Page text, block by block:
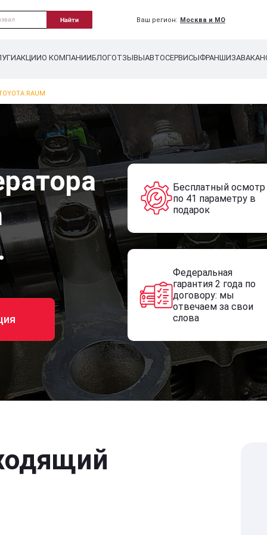
Найти Ваш регион: Москва и МО
АКЦИИО КОМПАНИИБЛОГОТЗЫВЫАВТОСЕРВИСЫФРАНШИЗА
RAUM
Бесплатный осмотр
по 41 параметру в
подарок
Федеральная
гарантия 2 года по
договору: мы
отвечаем за свои
слова